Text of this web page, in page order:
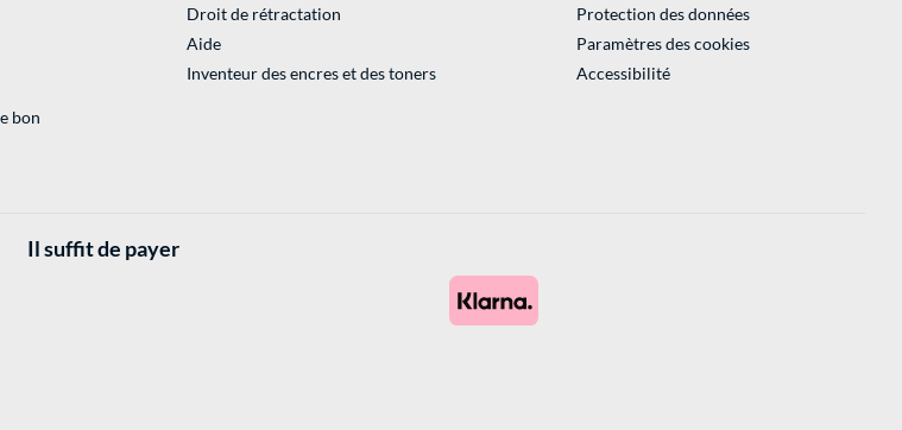
bon
Droit de rétractation
Aide
Inventeur des encres et des toners
Protection des données
Paramètres des cookies
Accessibilité
Il suffit de payer